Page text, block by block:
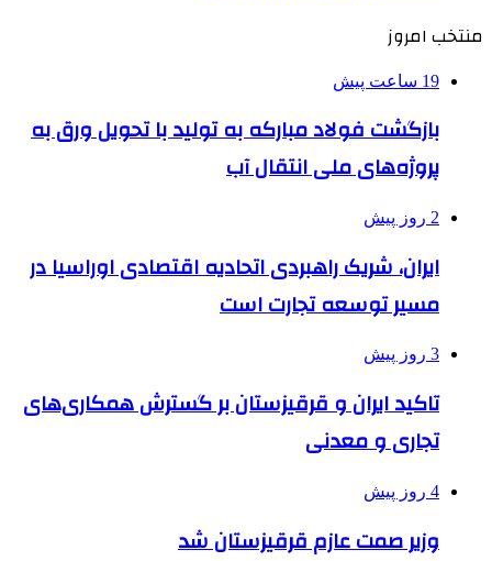
منتخب امروز
19 ساعت پیش
بازگشت فولاد مبارکه به تولید با تحویل ورق به
پروژه‌های ملی انتقال آب
2 روز پیش
ایران، شریک راهبردی اتحادیه اقتصادی اوراسیا در
مسیر توسعه تجارت است
3 روز پیش
تاکید ایران و قرقیزستان بر گسترش همکاری‌های
تجاری و معدنی
4 روز پیش
وزیر صمت عازم قرقیزستان شد